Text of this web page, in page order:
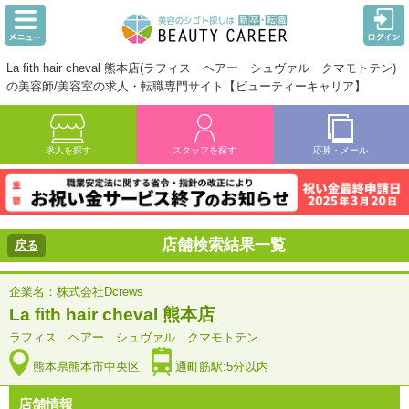
La fith hair cheval 熊本店(ラフィス ヘアー シュヴァル クマモトテン)
の美容師/美容室の求人・転職専門サイト【ビューティーキャリア】
求人を探す スタッフを探す 応募・メール
戻る 店舗検索結果一覧
企業名：株式会社Dcrews
La fith hair cheval 熊本店
ラフィス ヘアー シュヴァル クマモトテン
熊本県熊本市中央区 通町筋駅:5分以内
店舗情報